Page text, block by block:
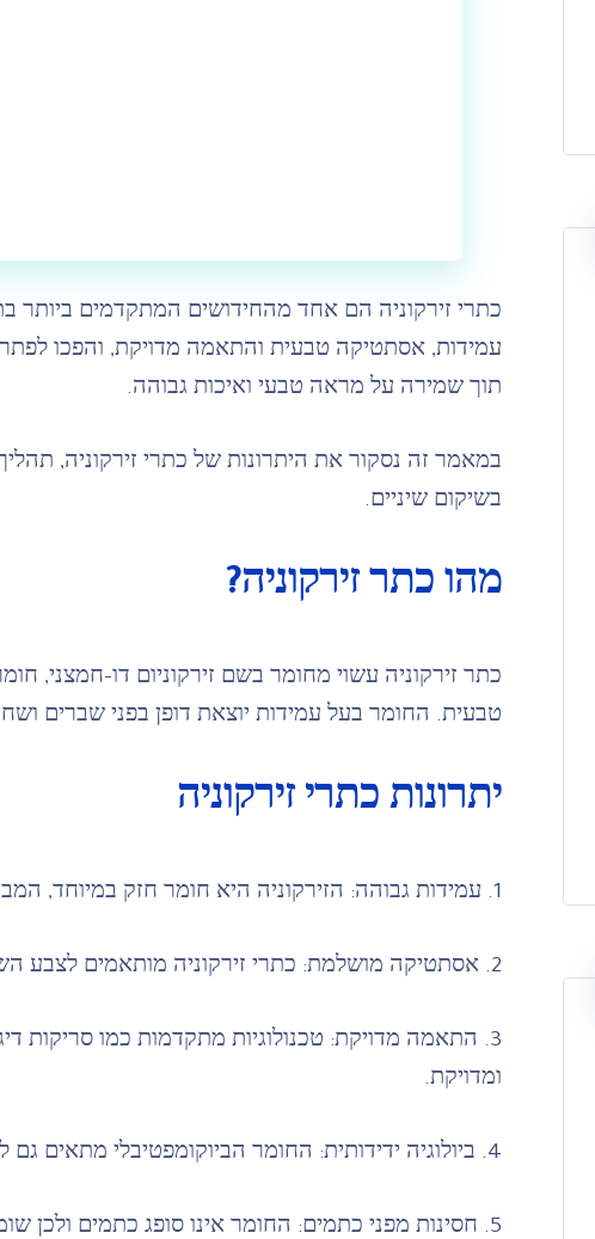
כתרי זירקוניה הם אחד מהחידושים המתקדמים ביותר
עמידות, אסתטיקה טבעית והתאמה מדויקת, והפכו
תוך שמירה על מראה טבעי ואיכות גבוהה.
במאמר זה נסקור את היתרונות של כתרי זירקוניה,
בשיקום שיניים.
מהו כתר זירקוניה?
כתר זירקוניה עשוי מחומר בשם זירקוניום דו-
טבעית. החומר בעל עמידות יוצאת דופן בפני שברים
יתרונות כתרי זירקוניה
1. עמידות גבוהה: הזירקוניה היא חומר חזק במיוחד, המבטיח עמידות לאורך שנים רבות גם בלחץ ולעיסה.
2. אסתטיקה מושלמת: כתרי זירקוניה מותאמים לצבע השיניים הטבעי, ומשווים מראה הרמוני וטבעי לפה.
3. התאמה מדויקת: טכנולוגיות מתקדמות כמו סריקות
ומדויקת.
4. ביולוגיה ידידותית: החומר הביוקומפטיבלי מתאים גם למטופלים עם רגישויות או אלרגיות למתכות.
5. חסינות מפני כתמים: החומר אינו סופג כתמים ולכן שומר על צבעו המקורי לאורך זמן.